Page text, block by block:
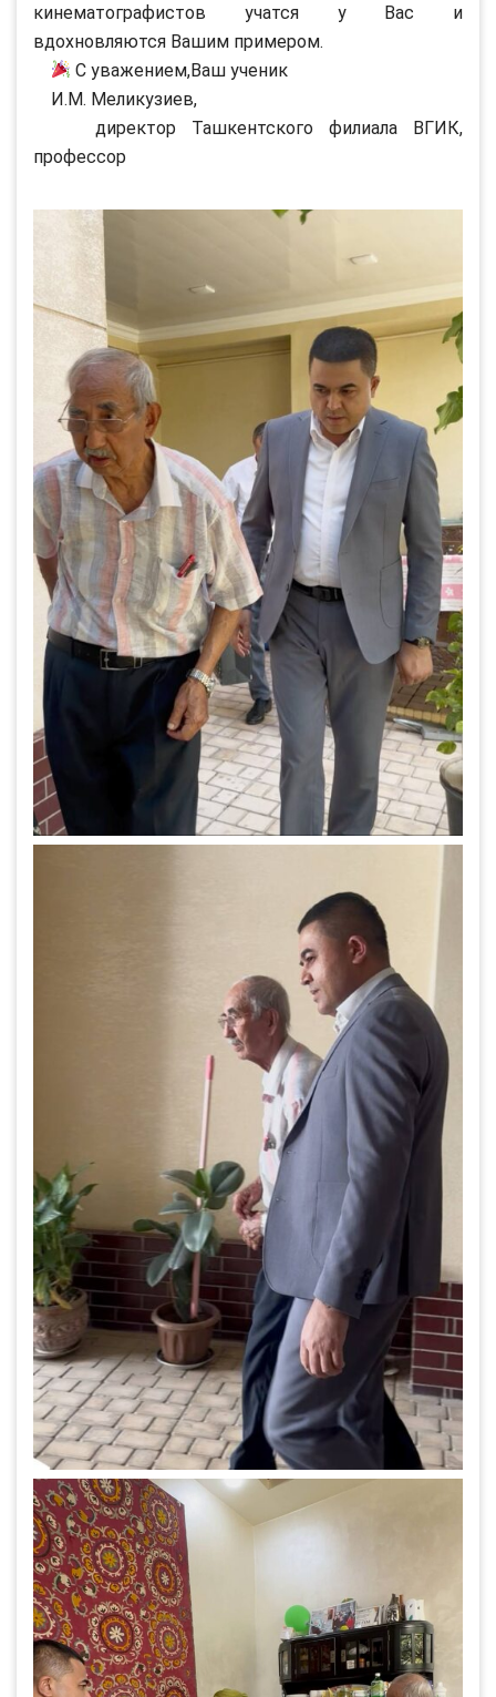
кинематографистов учатся у Вас и
вдохновляются Вашим примером.
С уважением,Ваш ученик
И.М. Меликузиев,
директор Ташкентского филиала ВГИК,
профессор